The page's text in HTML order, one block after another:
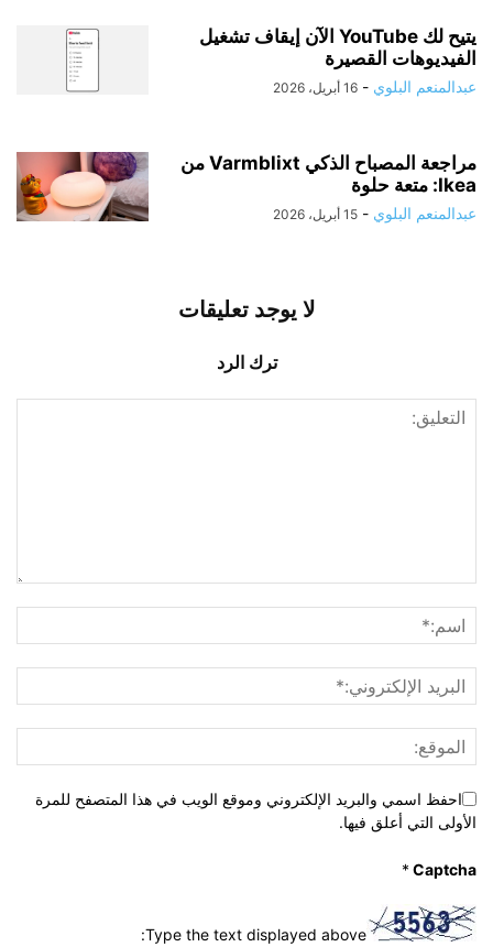
يتيح لك YouTube الآن إيقاف تشغيل
الفيديوهات القصيرة
عبدالمنعم البلوي - 16 أبريل، 2026
مراجعة المصباح الذكي Varmblixt من
Ikea: متعة حلوة
عبدالمنعم البلوي - 15 أبريل، 2026
لا يوجد تعليقات
ترك الرد
احفظ اسمي والبريد الإلكتروني وموقع الويب في هذا المتصفح للمرة
الأولى التي أعلق فيها.
Captcha
*
Type the text displayed above: